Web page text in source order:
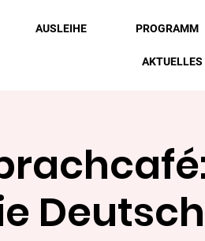
AUSLEIHE PROGRAMM
AKTUELLES